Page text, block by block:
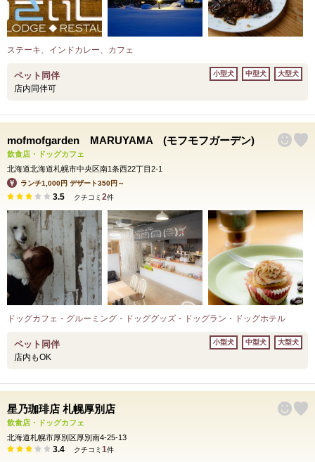
ステーキ、インドカレー、カフェ
ペット同伴
店内同伴可
小型犬 中型犬 大型犬
mofmofgarden MARUYAMA (モフモフガーデン)
飲食店・ドッグカフェ
北海道北海道札幌市中央区南1条西22丁目2-1
ランチ1,000円 デザート350円～
3.5 クチコミ 2件
ドッグカフェ・グルーミング・ドッググッズ・ドッグラン・ドッグホテル
ペット同伴
店内もOK
小型犬 中型犬 大型犬
星乃珈琲店 札幌厚別店
飲食店・ドッグカフェ
北海道札幌市厚別区厚別南4-25-13
3.4 クチコミ 1件